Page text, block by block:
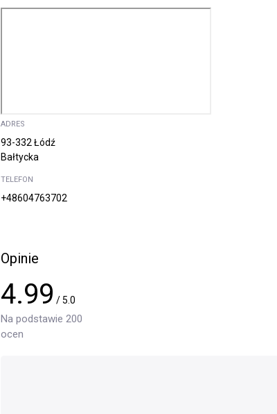
ADRES
93-332 Łódź
Bałtycka
TELEFON
+48604763702
Opinie
4.99 / 5.0
Na podstawie 200
ocen